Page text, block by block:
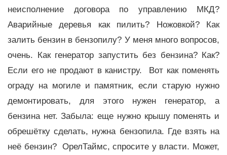
неисполнение договора по управлению МКД?
Аварийные деревья как пилить? Ножовкой? Как
залить бензин в бензопилу? У меня много вопросов,
очень. Как генератор запустить без бензина? Как?
Если его не продают в канистру. Вот как поменять
ограду на могиле и памятник, если старую нужно
демонтировать, для этого нужен генератор, а
бензина нет. Забыла: еще нужно крышу поменять и
обрешётку сделать, нужна бензопила. Где взять на
неё бензин? ОрелТаймс, спросите у власти. Может,